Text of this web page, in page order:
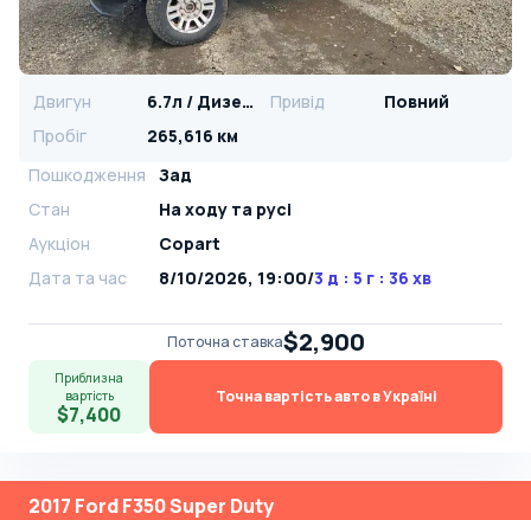
Двигун 6.7л / Дизель Привід
Повний
Пробіг
265,616 км
Пошкодження
Зад
Стан
На ​​ходу та русі
Аукціон
Copart
Дата та час
8/10/2026, 19:00/3 д : 5 г : 36 хв
Поточна ставка$2,900
Приблизна
вартість
$7,400
Точна вартість авто в Україні
2017 Ford F350 Super Duty